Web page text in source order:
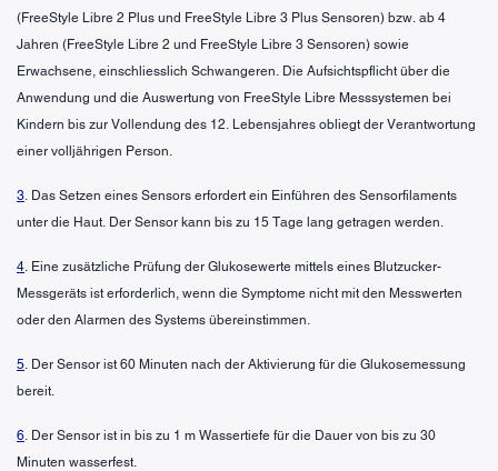
(FreeStyle Libre 2 Plus und FreeStyle Libre 3 Plus Sensoren) bzw. ab 4
Jahren (FreeStyle Libre 2 und FreeStyle Libre 3 Sensoren) sowie
Erwachsene, einschliesslich Schwangeren. Die Aufsichtspflicht über die
Anwendung und die Auswertung von FreeStyle Libre Messsystemen bei
Kindern bis zur Vollendung des 12. Lebensjahres obliegt der Verantwortung
einer volljährigen Person.
3. Das Setzen eines Sensors erfordert ein Einführen des Sensorfilaments
unter die Haut. Der Sensor kann bis zu 15 Tage lang getragen werden.
4. Eine zusätzliche Prüfung der Glukosewerte mittels eines Blutzucker-
Messgeräts ist erforderlich, wenn die Symptome nicht mit den Messwerten
oder den Alarmen des Systems übereinstimmen.
5. Der Sensor ist 60 Minuten nach der Aktivierung für die Glukosemessung
bereit.
6. Der Sensor ist in bis zu 1 m Wassertiefe für die Dauer von bis zu 30
Minuten wasserfest.